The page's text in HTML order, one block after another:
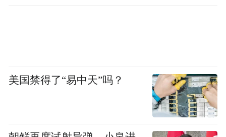
美国禁得了“易中天”吗？